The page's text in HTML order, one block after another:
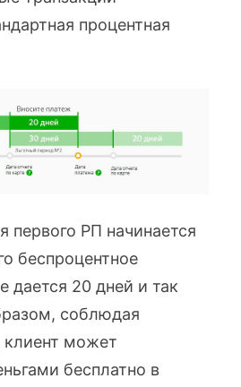
процентная
первого РП начинается
беспроцентное
дается 20 дней и так
соблюдая
клиент может
бесплатно в